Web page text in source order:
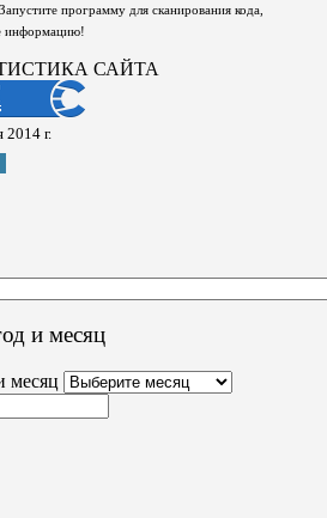
программу для сканирования кода,
информацию!
САЙТА
2014 г.
и месяц
месяц